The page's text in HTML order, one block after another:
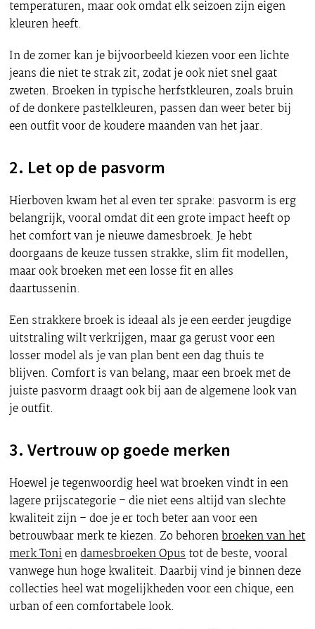
temperaturen, maar ook omdat elk seizoen zijn eigen
kleuren heeft.
In de zomer kan je bijvoorbeeld kiezen voor een lichte
jeans die niet te strak zit, zodat je ook niet snel gaat
zweten. Broeken in typische herfstkleuren, zoals bruin
of de donkere pastelkleuren, passen dan weer beter bij
een outfit voor de koudere maanden van het jaar.
2. Let op de pasvorm
Hierboven kwam het al even ter sprake: pasvorm is erg
belangrijk, vooral omdat dit een grote impact heeft op
het comfort van je nieuwe damesbroek. Je hebt
doorgaans de keuze tussen strakke, slim fit modellen,
maar ook broeken met een losse fit en alles
daartussenin.
Een strakkere broek is ideaal als je een eerder jeugdige
uitstraling wilt verkrijgen, maar ga gerust voor een
losser model als je van plan bent een dag thuis te
blijven. Comfort is van belang, maar een broek met de
juiste pasvorm draagt ook bij aan de algemene look van
je outfit.
3. Vertrouw op goede merken
Hoewel je tegenwoordig heel wat broeken vindt in een
lagere prijscategorie – die niet eens altijd van slechte
kwaliteit zijn – doe je er toch beter aan voor een
betrouwbaar merk te kiezen. Zo behorenbroeken van het
merk Toniendamesbroeken Opustot de beste, vooral
vanwege hun hoge kwaliteit. Daarbij vind je binnen deze
collecties heel wat mogelijkheden voor een chique, een
urban of een comfortabele look.